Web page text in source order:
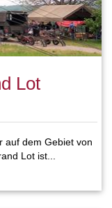
Lot
auf dem Gebiet von
Lot ist...